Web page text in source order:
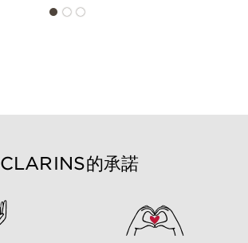
CLARINS的承諾